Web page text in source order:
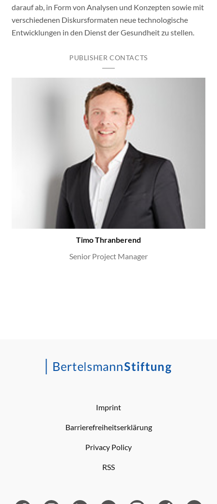
darauf ab, in Form von Analysen und Konzepten sowie mit
verschiedenen Diskursformaten neue technologische
Entwicklungen in den Dienst der Gesundheit zu stellen.
PUBLISHER CONTACTS
Timo Thranberend
Senior Project Manager
Imprint
Barrierefreiheitserklärung
Privacy Policy
RSS